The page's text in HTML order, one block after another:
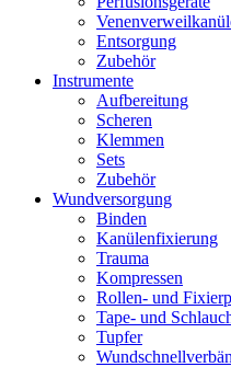
Entsorgung
Zubehör
Instrumente
Aufbereitung
Scheren
Klemmen
Sets
Zubehör
Wundversorgung
Binden
Kanülenfixierung
Trauma
Kompressen
Rollen- und
Tape- und
Tupfer